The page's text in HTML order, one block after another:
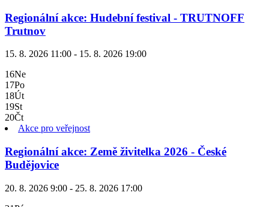
Regionální akce: Hudební festival - TRUTNOFF
Trutnov
15. 8. 2026 11:00 - 15. 8. 2026 19:00
16Ne
17Po
18Út
19St
20Čt
Akce pro veřejnost
Regionální akce: Země živitelka 2026 - České
Budějovice
20. 8. 2026 9:00 - 25. 8. 2026 17:00